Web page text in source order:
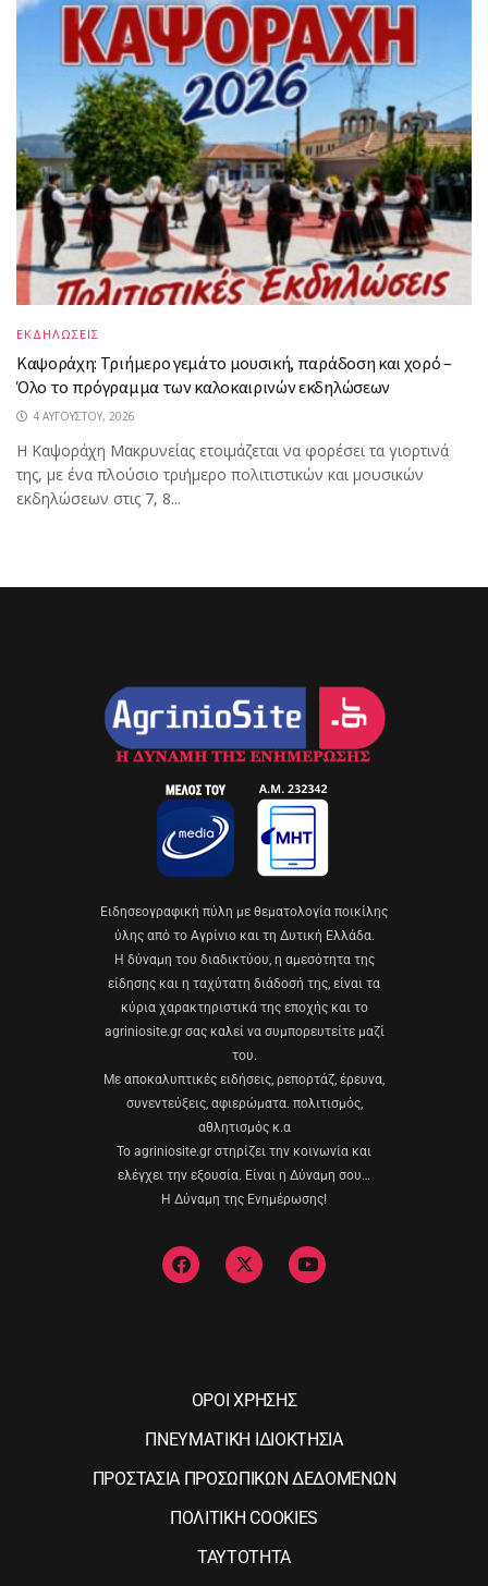
ΕΚΔΗΛΩΣΕΙΣ
Καψοράχη: Τριήμερο γεμάτο μουσική, παράδοση και χορό –
Όλο το πρόγραμμα των καλοκαιρινών εκδηλώσεων
4 ΑΥΓΟΎΣΤΟΥ, 2026
Η Καψοράχη Μακρυνείας ετοιμάζεται να φορέσει τα γιορτινά
της, με ένα πλούσιο τριήμερο πολιτιστικών και μουσικών
εκδηλώσεων στις 7, 8...
Eιδησεογραφική πύλη με θεματολογία ποικίλης
ύλης από το Αγρίνιο και τη Δυτική Ελλάδα.
Η δύναμη του διαδικτύου, η αμεσότητα της
είδησης και η ταχύτατη διάδοσή της, είναι τα
κύρια χαρακτηριστικά της εποχής και το
agriniosite.gr σας καλεί να συμπορευτείτε μαζί
του.
Με αποκαλυπτικές ειδήσεις, ρεπορτάζ, έρευνα,
συνεντεύξεις, αφιερώματα. πολιτισμός,
αθλητισμός κ.α
Το agriniosite.gr στηρίζει την κοινωνία και
ελέγχει την εξουσία. Είναι η Δύναμη σου…
Η Δύναμη της Ενημέρωσης!
ΟΡΟΙ ΧΡΗΣΗΣ
ΠΝΕΥΜΑΤΙΚΗ ΙΔΙΟΚΤΗΣΙΑ
ΠΡΟΣΤΑΣΙΑ ΠΡΟΣΩΠΙΚΩΝ ΔΕΔΟΜΕΝΩΝ
ΠΟΛΙΤΙΚΗ COOKIES
ΤΑΥΤΟΤΗΤΑ